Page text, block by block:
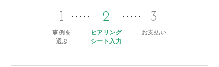
1
事例を
選ぶ
2
ヒアリング
シート入力
3
お支払い